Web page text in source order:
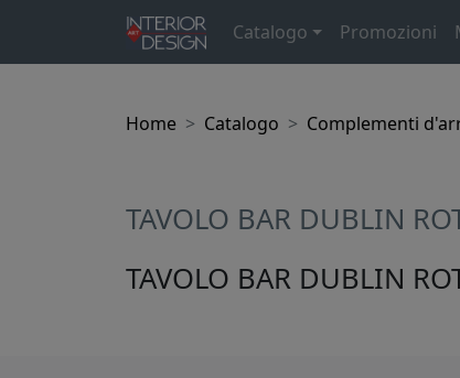
Catalogo Promozioni
Home Catalogo Complementi
TAVOLO BAR DUBLIN
TAVOLO BAR DUBLIN